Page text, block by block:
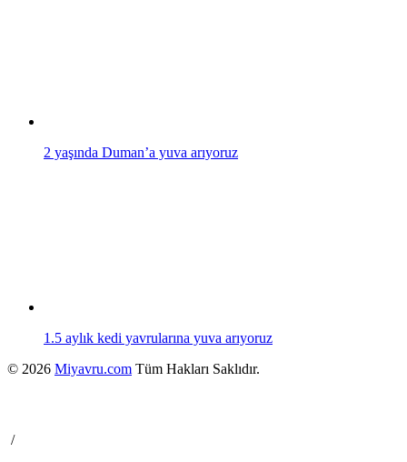
2 yaşında Duman’a yuva arıyoruz
1.5 aylık kedi yavrularına yuva arıyoruz
© 2026 Miyavru.com Tüm Hakları Saklıdır.
/